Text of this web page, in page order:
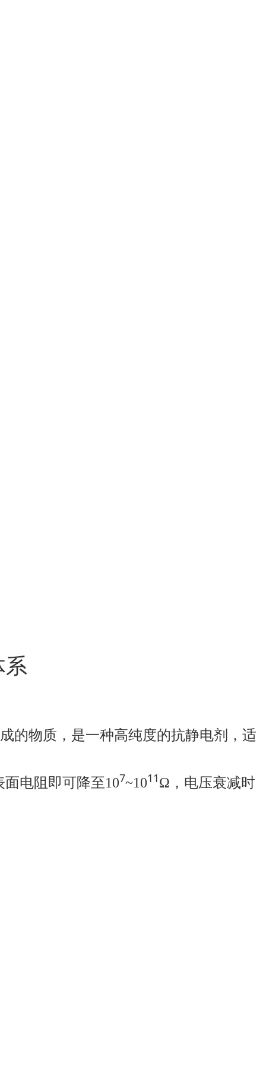
系
的物质，是一种高纯度的抗静电剂，适
电阻即可降至107~1011Ω，电压衰减时